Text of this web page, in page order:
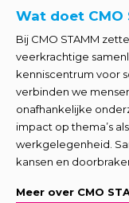
Wat doet CMO
Bij CMO STAMM
veerkrachtige
kenniscentrum voor
verbinden we
onafhankelijke
impact op thema’s
werkgelegenheid.
kansen en
Meer over CMO